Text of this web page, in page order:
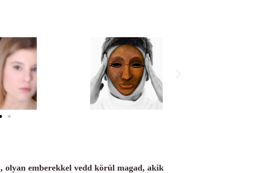
emberekkel vedd körül magad, akik